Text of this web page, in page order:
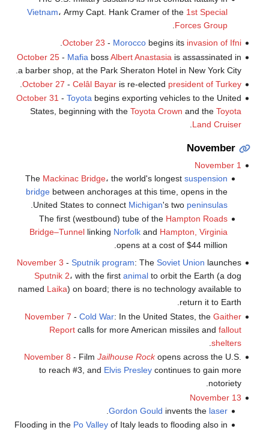
Vietnam، Army Capt. Hank Cramer of the 1st Special
Forces Group
.
October 23 - Moroccobegins its invasion of Ifni
.
October 25- Mafia bossAlbert Anastasia is assassinated in
a barber shop, at the Park Sheraton Hotel in New York City.
October 27 - Celâl Bayaris re-elected president of Turkey
October 31 - Toyotabegins exporting vehicles to the United
States, beginning with the Toyota Crown and the Toyota
Land Cruiser
.
November
November 1
The Mackinac Bridge، the world's longestsuspension
bridge between anchorages at this time, opens in the
United States to connect Michigan's two peninsulas
The first (westbound) tube of the Hampton Roads
Bridge–Tunnel linking Norfolk and Hampton, Virginia
opens at a cost of $44 million.
November 3 - Sputnik program: The Soviet Union launches
Sputnik 2، with the first animalto orbit the Earth (a dog
named Laika) on board; there is no technology available to
return it to Earth.
November 7 - Cold War: In the United States, the Gaither
Reportcalls for more American missiles and fallout
shelters
November 8 - Film Jailhouse Rockopens across the U.S.
to reach #3, and Elvis Presleycontinues to gain more
notoriety.
November 13
Gordon Gould invents the laser
.
Flooding in the Po Valley of Italy leads to flooding also in